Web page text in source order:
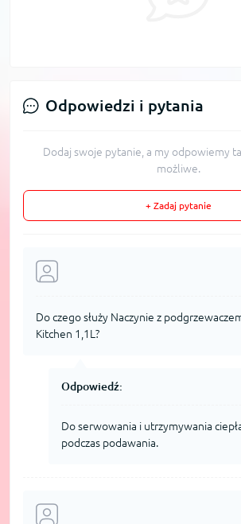
Odpowiedzi i pytania
Dodaj swoje pytanie, a my odpowiemy
możliwe.
+ Zadaj pytanie
Do czego służy Naczynie z
Kitchen 1,1L?
Odpowiedź:
Do serwowania i utrzymywania
podczas podawania.